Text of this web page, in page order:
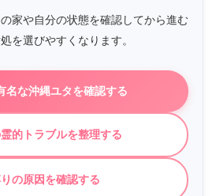
家や自分の状態を確認してから進む
を選びやすくなります。
名な沖縄ユタを確認する
的トラブルを整理する
の原因を確認する